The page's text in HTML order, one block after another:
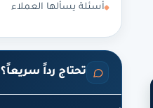
أسئلة يسألها العملاء
تحتاج رداً سريعاً؟